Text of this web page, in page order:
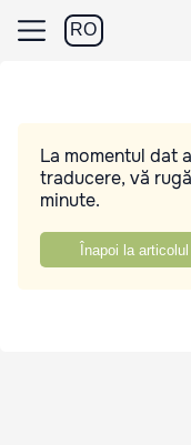
RO
La momentul dat
traducere, vă
minute.
Înapoi la